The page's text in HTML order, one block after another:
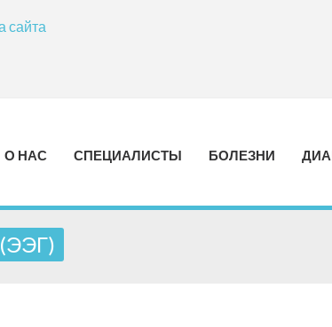
сайта
О НАС СПЕЦИАЛИСТЫ БОЛЕЗНИ